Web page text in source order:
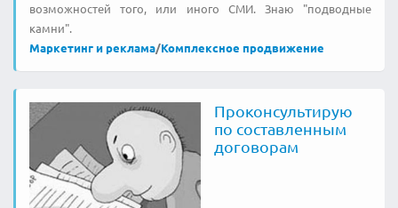
возможностей того, или иного СМИ. Знаю "подводные
камни".
Маркетинг и реклама/Комплексное продвижение
Проконсультирую
по составленным
договорам